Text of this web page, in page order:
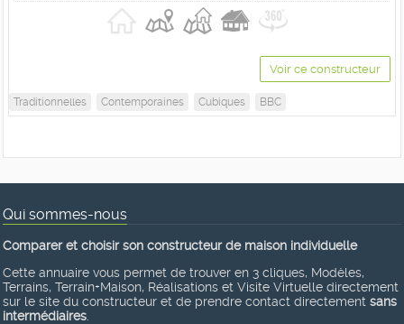
Voir ce constructeur
Traditionnelles Contemporaines Cubiques BBC
Qui sommes-nous
Comparer et choisir son constructeur de maison individuelle
Cette annuaire vous permet de trouver en 3 cliques, Modèles,
Terrains, Terrain+Maison, Réalisations et Visite Virtuelle directement
sur le site du constructeur et de prendre contact directement sans
intermédiaires